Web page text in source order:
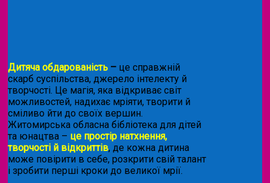
Дитяча обдарованість – це справжній
скарб суспільства, джерело інтелекту й
творчості. Це магія, яка відкриває світ
можливостей, надихає мріяти, творити й
сміливо йти до своїх вершин.
Житомирська обласна бібліотека для дітей
та юнацтва – це простір натхнення,
творчості й відкриттів, де кожна дитина
може повірити в себе, розкрити свій талант
і зробити перші кроки до великої мрії.